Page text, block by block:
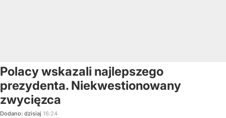
Polacy wskazali najlepszego
prezydenta. Niekwestionowany
zwycięzca
Dodano: dzisiaj 16:24